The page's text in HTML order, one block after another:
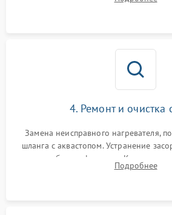
концевика дверцы и электронного
4. Ремонт и очистка
Замена неисправного нагревателя,
шланга с аквастопом. Устранение
патрубках и фильтрах.
управления, восстановление
Подробнее